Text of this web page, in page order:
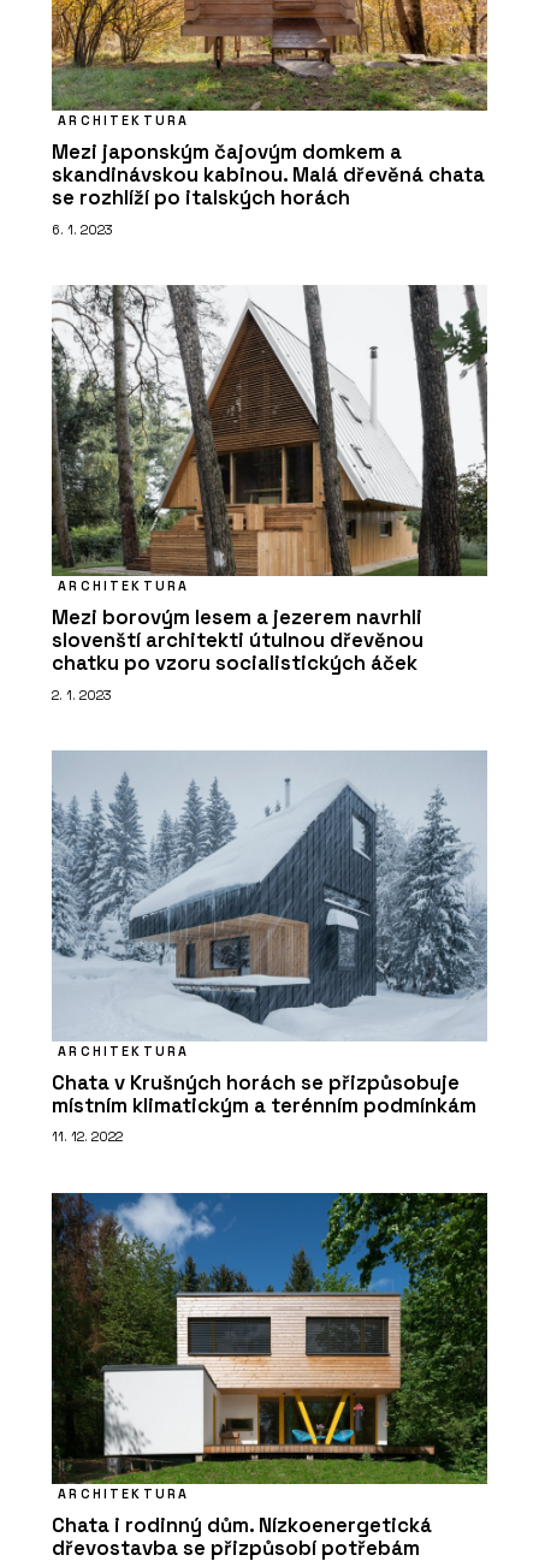
ARCHITEKTURA
Mezi japonským čajovým domkem a
skandinávskou kabinou. Malá dřevěná chata
se rozhlíží po italských horách
6. 1. 2023
ARCHITEKTURA
Mezi borovým lesem a jezerem navrhli
slovenští architekti útulnou dřevěnou
chatku po vzoru socialistických áček
2. 1. 2023
ARCHITEKTURA
Chata v Krušných horách se přizpůsobuje
místním klimatickým a terénním podmínkám
11. 12. 2022
ARCHITEKTURA
Chata i rodinný dům. Nízkoenergetická
dřevostavba se přizpůsobí potřebám